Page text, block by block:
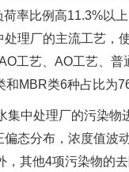
荷率比例高11.3%以
处理厂的主流工艺，
工艺、AO工艺、普
MBR类6种占比为
中处理厂的污染物
偏态分布，浓度值波
，其他4项污染物的